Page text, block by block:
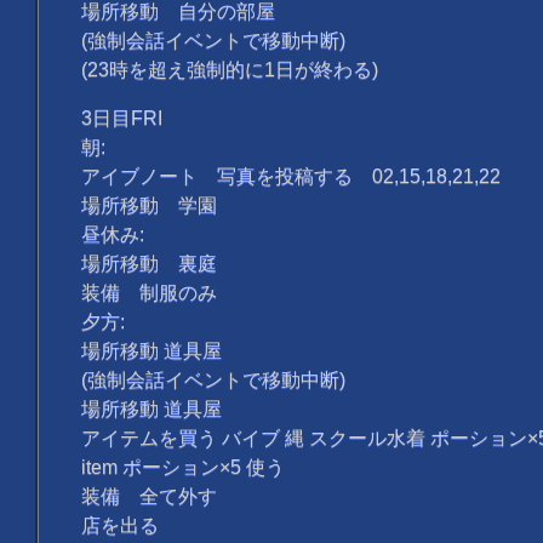
場所移動 自分の部屋
(強制会話イベントで移動中断)
(23時を超え強制的に1日が終わる)
3日目FRI
朝:
アイブノート 写真を投稿する 02,15,18,21,22
場所移動 学園
昼休み:
場所移動 裏庭
装備 制服のみ
夕方:
場所移動 道具屋
(強制会話イベントで移動中断)
場所移動 道具屋
アイテムを買う バイブ 縄 スクール水着 ポーション
item ポーション×5 使う
装備 全て外す
店を出る